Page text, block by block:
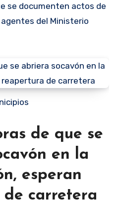
se documenten actos de
del Ministerio
de que se
en la
esperan
carretera